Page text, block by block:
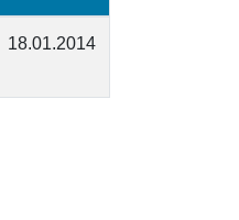
18.01.2014